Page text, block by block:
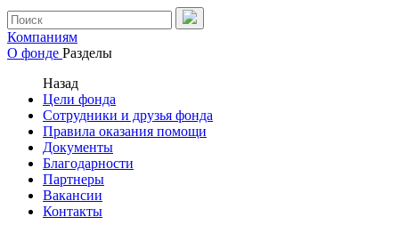
Компаниям
О фонде Разделы
Назад
Цели фонда
Сотрудники и друзья фонда
Правила оказания помощи
Документы
Благодарности
Партнеры
Вакансии
Контакты